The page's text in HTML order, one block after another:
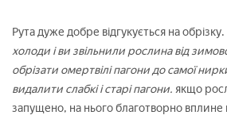
Рута дуже добре відгукується на обрізку.
холоди і ви звільнили рослина від
обрізати омертвілі пагони до самої
видалити слабкі і старі пагони. якщо
запущено, на нього благотворно вплине